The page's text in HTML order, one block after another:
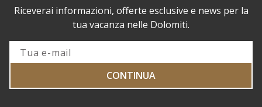
Riceverai informazioni, offerte esclusive e news per la
tua vacanza nelle Dolomiti.
CONTINUA